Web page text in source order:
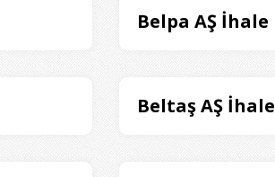
Belpa AŞ İhale
Beltaş AŞ İhale